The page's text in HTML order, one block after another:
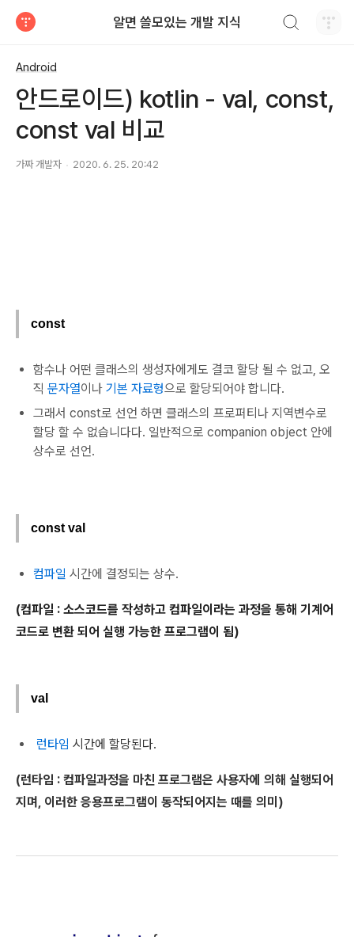
알면 쓸모있는 개발 지식
Android
안드로이드) kotlin - val, const,
const val 비교
가짜 개발자 2020. 6. 25. 20:42
const
함수나 어떤 클래스의 생성자에게도 결코 할당 될 수 없고, 오
직 문자열이나 기본 자료형으로 할당되어야 합니다.
그래서 const로 선언 하면 클래스의 프로퍼티나 지역변수로
할당 할 수 없습니다다. 일반적으로 companion object 안에
상수로 선언.
const val
컴파일 시간에 결정되는 상수.
(컴파일 : 소스코드를 작성하고 컴파일이라는 과정을 통해 기계어
코드로 변환 되어 실행 가능한 프로그램이 됨)
val
런타임 시간에 할당된다.
(런타임 : 컴파일과정을 마친 프로그램은 사용자에 의해 실행되어
지며, 이러한 응용프로그램이 동작되어지는 때를 의미)